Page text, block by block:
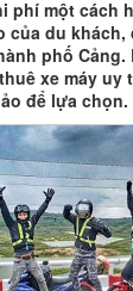
phí một cách
của du
phố
xe máy uy
để lựa chọn.